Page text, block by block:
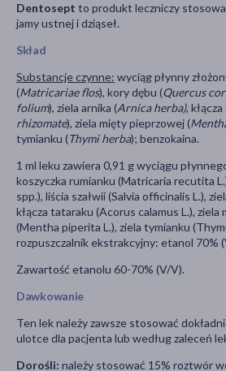
Dentosept to produkt leczniczy
jamy ustnej i dziąseł.
Skład
Substancje czynne: wyciąg płynny
(Matricariae flos), kory dębu (Quercus
folium), ziela arnika (Arnica herba),
rhizomate), ziela mięty pieprzowej (
tymianku (Thymi herba); benzokaina.
1 ml leku zawiera 0,91 g wyciągu
koszyczka rumianku (Matricaria recutita
spp.), liścia szałwii (Salvia officinalis L.),
kłącza tataraku (Acorus calamus L.),
(Mentha piperita L.), ziela tymianku
rozpuszczalnik ekstrakcyjny: etanol 70%
Zawartość etanolu 60-70% (V/V).
Dawkowanie
Ten lek należy zawsze stosować
ulotce dla pacjenta lub według zaleceń
Dorośli: należy stosować 15% roztwór